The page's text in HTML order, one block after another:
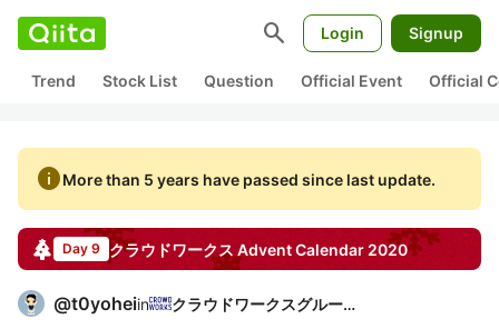
search Login Signup
Trend Stock List Question Official Event Official
infoMore than 5 years have passed since last update.
Day 9 クラウドワークス Advent Calendar 2020
@t0yoheiin クラウドワークスグループ